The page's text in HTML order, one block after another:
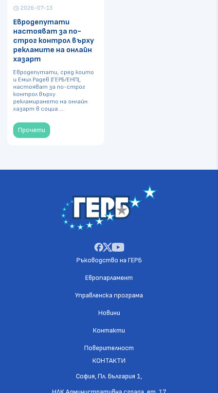
schedule 2026-07-13
Евродепутати
настояват за по-
строг контрол върху
рекламите на онлайн
хазарт
Евродепутати, сред които
и Емил Радев (ГЕРБ/ЕНП),
настояват за по-строг
контрол върху
рекламирането на онлайн
хазарт в социа ...
Прочети
Ръководство на ГЕРБ
Европарламент
Управленска програма
Новини
Контакти
Поверителност
КОНТАКТИ
София, Пл. България 1,